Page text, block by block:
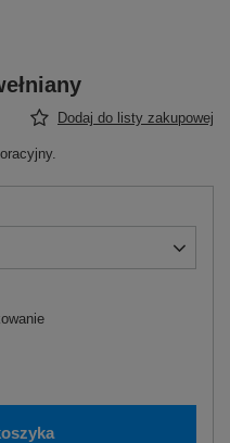
Dodaj do listy zakupowej